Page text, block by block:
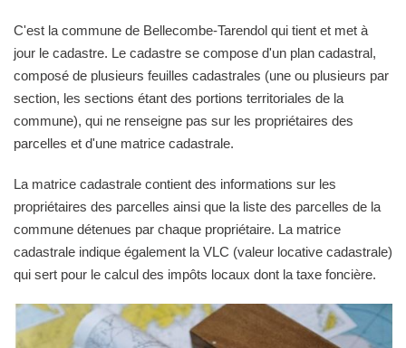
C'est la commune de Bellecombe-Tarendol qui tient et met à
jour le cadastre. Le cadastre se compose d'un plan cadastral,
composé de plusieurs feuilles cadastrales (une ou plusieurs par
section, les sections étant des portions territoriales de la
commune), qui ne renseigne pas sur les propriétaires des
parcelles et d'une matrice cadastrale.
La matrice cadastrale contient des informations sur les
propriétaires des parcelles ainsi que la liste des parcelles de la
commune détenues par chaque propriétaire. La matrice
cadastrale indique également la VLC (valeur locative cadastrale)
qui sert pour le calcul des impôts locaux dont la taxe foncière.